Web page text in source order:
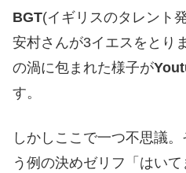
BGT(イギリスのタレント
安村さんが3イエスをとり
の渦に包まれた様子が
す。
しかしここで一つ不思議
う例の決めゼリフ「はいて